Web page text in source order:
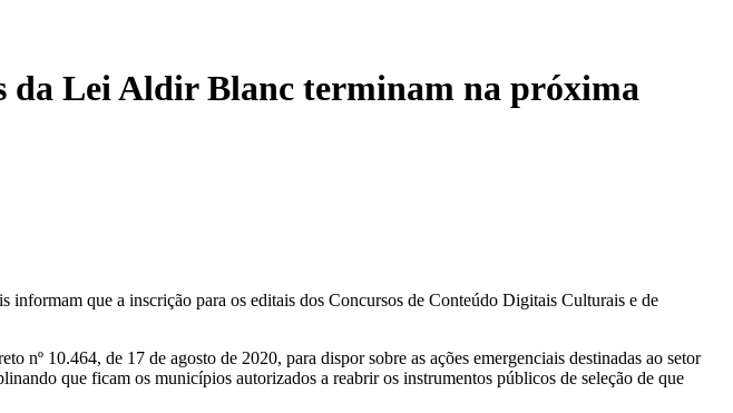
da Lei Aldir Blanc terminam na próxima
que a inscrição para os editais dos Concursos de Conteúdo Digitais Culturais e de
nº 10.464, de 17 de agosto de 2020, para dispor sobre as ações emergenciais destinadas ao setor
que ficam os municípios autorizados a reabrir os instrumentos públicos de seleção de que